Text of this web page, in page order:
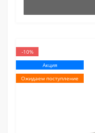
-10%
Акция
Ожидаем поступление